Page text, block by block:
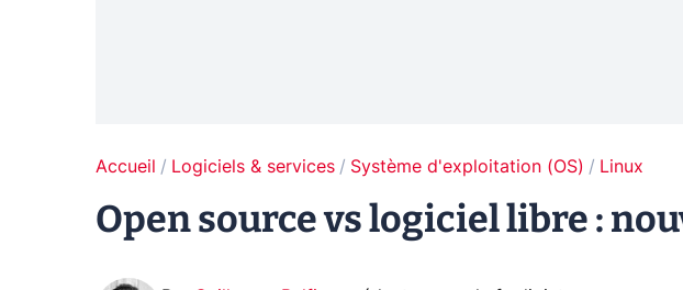
Accueil Logiciels & services Système d'exploitation (OS) Linux
Open source vs logiciel libre :